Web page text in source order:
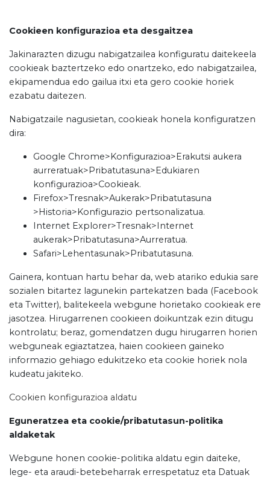
Cookieen konfigurazioa eta desgaitzea
Jakinarazten dizugu nabigatzailea konfiguratu daitekeela
cookieak baztertzeko edo onartzeko, edo nabigatzailea,
ekipamendua edo gailua itxi eta gero cookie horiek
ezabatu daitezen.
Nabigatzaile nagusietan, cookieak honela konfiguratzen
dira:
Google Chrome>Konfigurazioa>Erakutsi aukera
aurreratuak>Pribatutasuna>Edukiaren
konfigurazioa>Cookieak.
Firefox>Tresnak>Aukerak>Pribatutasuna
>Historia>Konfigurazio pertsonalizatua.
Internet Explorer>Tresnak>Internet
aukerak>Pribatutasuna>Aurreratua.
Safari>Lehentasunak>Pribatutasuna.
Gainera, kontuan hartu behar da, web atariko edukia sare
sozialen bitartez lagunekin partekatzen bada (Facebook
eta Twitter), balitekeela webgune horietako cookieak ere
jasotzea. Hirugarrenen cookieen doikuntzak ezin ditugu
kontrolatu; beraz, gomendatzen dugu hirugarren horien
webguneak egiaztatzea, haien cookieen gaineko
informazio gehiago edukitzeko eta cookie horiek nola
kudeatu jakiteko.
Cookien konfigurazioa aldatu
Eguneratzea eta cookie/pribatutasun-politika
aldaketak
Webgune honen cookie-politika aldatu egin daiteke,
lege- eta araudi-betebeharrak errespetatuz eta Datuak